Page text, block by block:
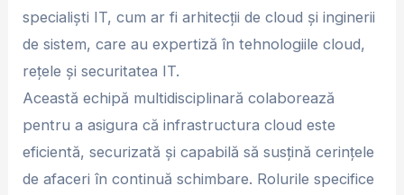
specialiști IT, cum ar fi arhitecții de cloud și inginerii
de sistem, care au expertiză în tehnologiile cloud,
rețele și securitatea IT.
Această echipă multidisciplinară colaborează
pentru a asigura că infrastructura cloud este
eficientă, securizată și capabilă să susțină cerințele
de afaceri în continuă schimbare. Rolurile specifice